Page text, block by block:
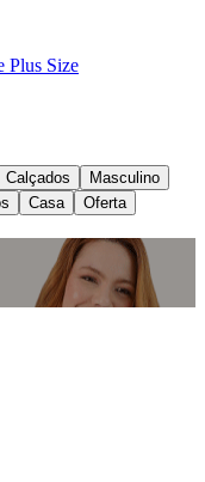
Plus Size
Calçados
Masculino
Casa Oferta